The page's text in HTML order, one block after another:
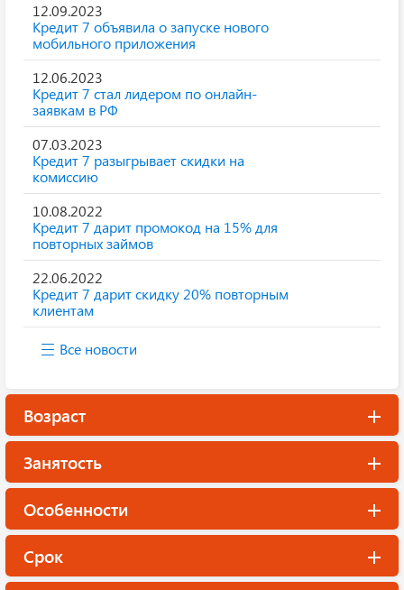
12.09.2023
Кредит 7 объявила о запуске нового
мобильного приложения
12.06.2023
Кредит 7 стал лидером по онлайн-
заявкам в РФ
07.03.2023
Кредит 7 разыгрывает скидки на
комиссию
10.08.2022
Кредит 7 дарит промокод на 15% для
повторных займов
22.06.2022
Кредит 7 дарит скидку 20% повторным
клиентам
Все новости
Возраст
Занятость
Особенности
Срок